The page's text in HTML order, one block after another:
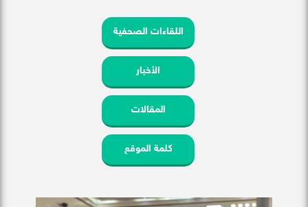
اللقاءات الصحفية
الأخبار
المقالات
كلمة الموقع